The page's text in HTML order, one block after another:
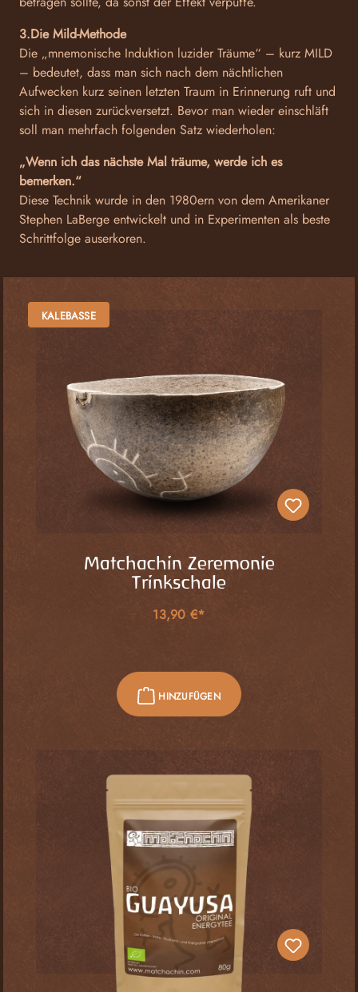
3.Die Mild-Methode
Die „mnemonische Induktion luzider Träume“ – kurz MILD
– bedeutet, dass man sich nach dem nächtlichen
Aufwecken kurz seinen letzten Traum in Erinnerung ruft und
sich in diesen zurückversetzt. Bevor man wieder einschläft
soll man mehrfach folgenden Satz wiederholen:
„Wenn ich das nächste Mal träume, werde ich es
bemerken.“
Diese Technik wurde in den 1980ern von dem Amerikaner
Stephen LaBerge entwickelt und in Experimenten als beste
Schrittfolge auserkoren.
KALEBASSE
Matchachin Zeremonie
Trinkschale
13,90 €*
HINZUFÜGEN